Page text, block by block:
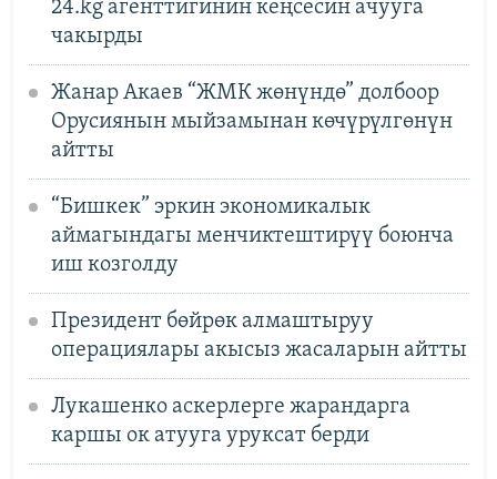
24.kg агенттигинин кеңсесин ачууга
чакырды
Жанар Акаев “ЖМК жөнүндө” долбоор
Орусиянын мыйзамынан көчүрүлгөнүн
айтты
“Бишкек” эркин экономикалык
аймагындагы менчиктештирүү боюнча
иш козголду
Президент бөйрөк алмаштыруу
операциялары акысыз жасаларын айтты
Лукашенко аскерлерге жарандарга
каршы ок атууга уруксат берди